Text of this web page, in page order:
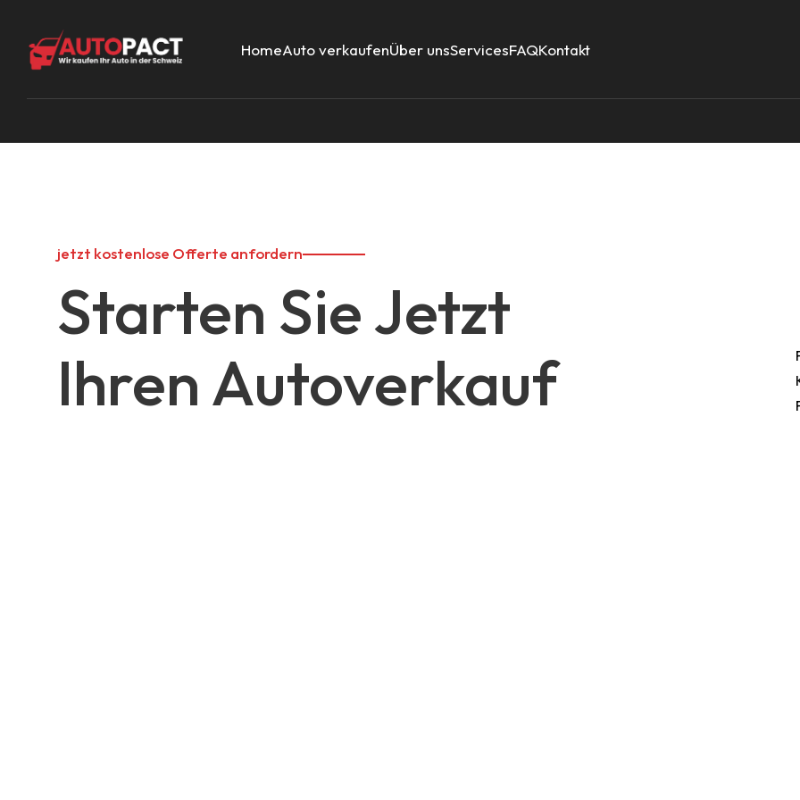
HomeAuto verkaufenÜber unsServicesFAQKontakt
jetzt kostenlose Offerte anfordern
Starten Sie Jetzt
Ihren Autoverkauf